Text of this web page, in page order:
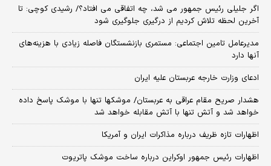
اگر جلیلی رئیس جمهور می شد، چه اتفاقی می افتاد؟/ رشیدی کوچی: تا
آخرین لحظه تلاش کردیم از درگیری جلوگیری شود
مدیرعامل تامین اجتماعی: مستمری بازنشستگان فاصله زیادی با هزینه‌های
آنها دارد
ادعای وزارت خارجه عربستان علیه ایران
هشدار صریح مقام عراقی به عربستان/ موشکها تنها با موشک پاسخ داده
خواهد شد و آتش تنها با آتش مقابله خواهد شد
اظهارات تازه ظریف درباره مذاکرات ایران و آمریکا
اظهارات رئیس جمهور اوکراین درباره ساخت موشک پاتریوت